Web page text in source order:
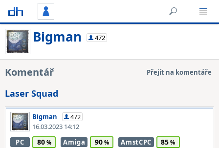
Bigman 472
Komentář Přejít na komentáře
Laser Squad
Bigman
472
16.03.2023 14:12
PC
80 Amiga 90 AmstCPC 85